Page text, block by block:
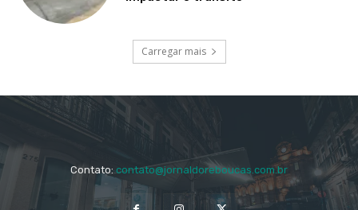
Carregar mais
Contato: contato@jornaldoreboucas.com.br